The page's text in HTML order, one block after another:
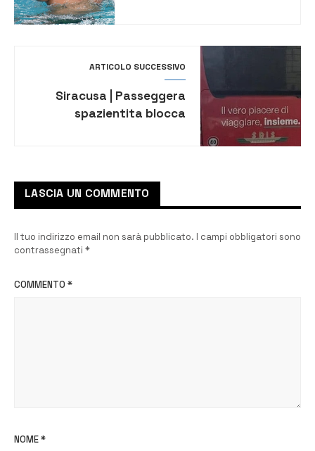
ARTICOLO SUCCESSIVO
Siracusa | Passeggera
spazientita blocca
LASCIA UN COMMENTO
Il tuo indirizzo email non sarà pubblicato. I campi obbligatori sono
contrassegnati *
COMMENTO *
NOME*